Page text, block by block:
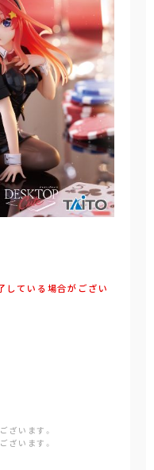
している場合がござい
ざいます。
ざいます。